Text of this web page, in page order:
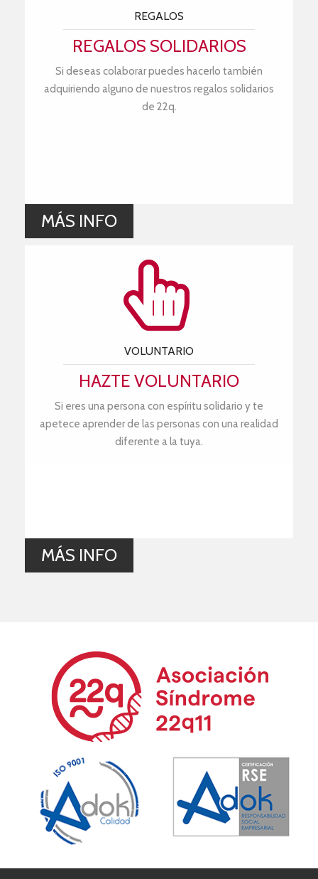
REGALOS
REGALOS SOLIDARIOS
Si deseas colaborar puedes hacerlo también
adquiriendo alguno de nuestros regalos solidarios
de 22q.
MÁS INFO
VOLUNTARIO
HAZTE VOLUNTARIO
Si eres una persona con espíritu solidario y te
apetece aprender de las personas con una realidad
diferente a la tuya.
MÁS INFO